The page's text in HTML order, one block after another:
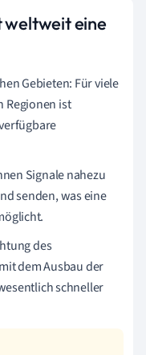
eine
Gebieten: Für viele
Regionen ist
Signale nahezu
senden, was eine
des
dem Ausbau der
schneller